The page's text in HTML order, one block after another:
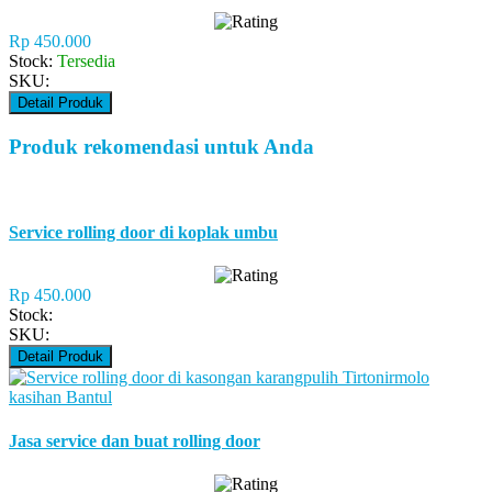
Rp 450.000
Stock: Tersedia
SKU:
Detail Produk
Produk rekomendasi untuk Anda
Service rolling door di koplak umbu
Rp 450.000
Stock:
SKU:
Detail Produk
Jasa service dan buat rolling door